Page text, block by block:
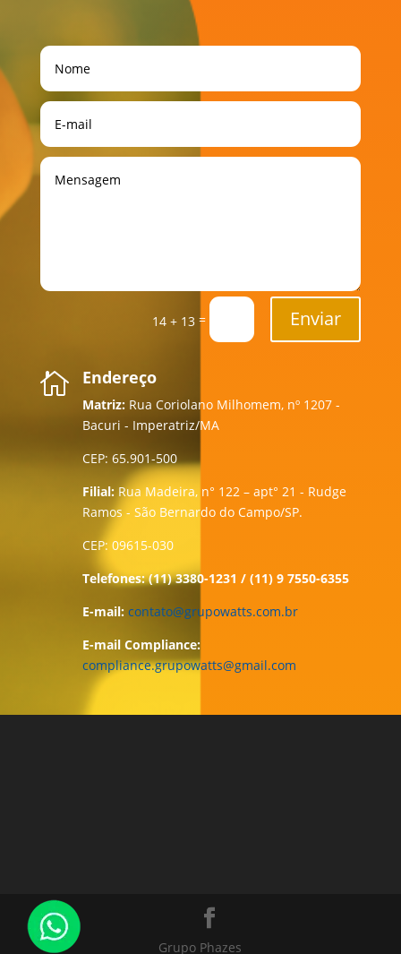
14 + 13 = Enviar
 Endereço
Matriz: Rua Coriolano Milhomem, nº 1207 -
Bacuri - Imperatriz/MA
CEP: 65.901-500
Filial: Rua Madeira, n° 122 – apt° 21 - Rudge
Ramos - São Bernardo do Campo/SP.
CEP: 09615-030
Telefones: (11) 3380-1231 / (11) 9 7550-6355
E-mail: contato@grupowatts.com.br
E-mail Compliance:
compliance.grupowatts@gmail.com
Grupo Phazes